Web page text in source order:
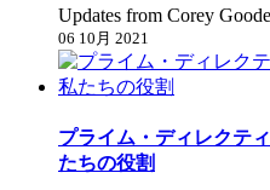
Updates from Corey
06 10月 2021
プライム・ディレクテ
たちの役割